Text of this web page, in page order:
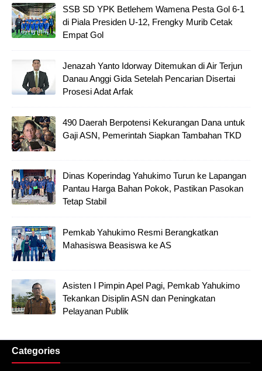
SSB SD YPK Betlehem Wamena Pesta Gol 6-1
di Piala Presiden U-12, Frengky Murib Cetak
Empat Gol
Jenazah Yanto Idorway Ditemukan di Air Terjun
Danau Anggi Gida Setelah Pencarian Disertai
Prosesi Adat Arfak
490 Daerah Berpotensi Kekurangan Dana untuk
Gaji ASN, Pemerintah Siapkan Tambahan TKD
Dinas Koperindag Yahukimo Turun ke Lapangan
Pantau Harga Bahan Pokok, Pastikan Pasokan
Tetap Stabil
Pemkab Yahukimo Resmi Berangkatkan
Mahasiswa Beasiswa ke AS
Asisten I Pimpin Apel Pagi, Pemkab Yahukimo
Tekankan Disiplin ASN dan Peningkatan
Pelayanan Publik
Categories